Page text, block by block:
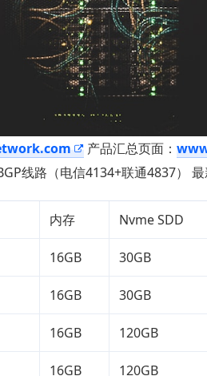
产品汇总页面：
线路（电信4134+联通4837） 最
内存 Nvme SDD
16GB 30GB
16GB 30GB
16GB 120GB
16GB 120GB